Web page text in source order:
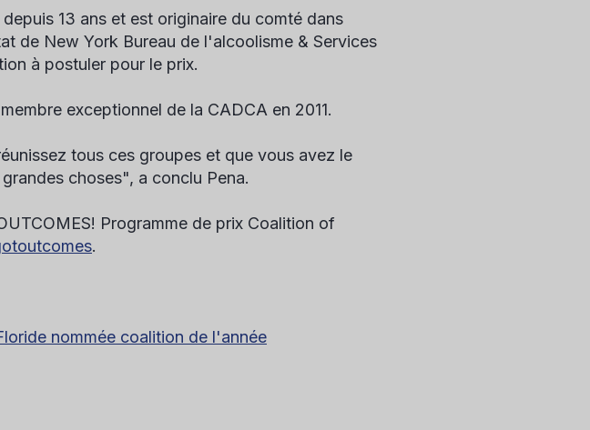
13 ans et est originaire du comté dans
de New York Bureau de l'alcoolisme & Services
à postuler pour le prix.
exceptionnel de la CADCA en 2011.
tous ces groupes et que vous avez le
choses", a conclu Pena.
Programme de prix Coalition of
.
nommée coalition de l'année